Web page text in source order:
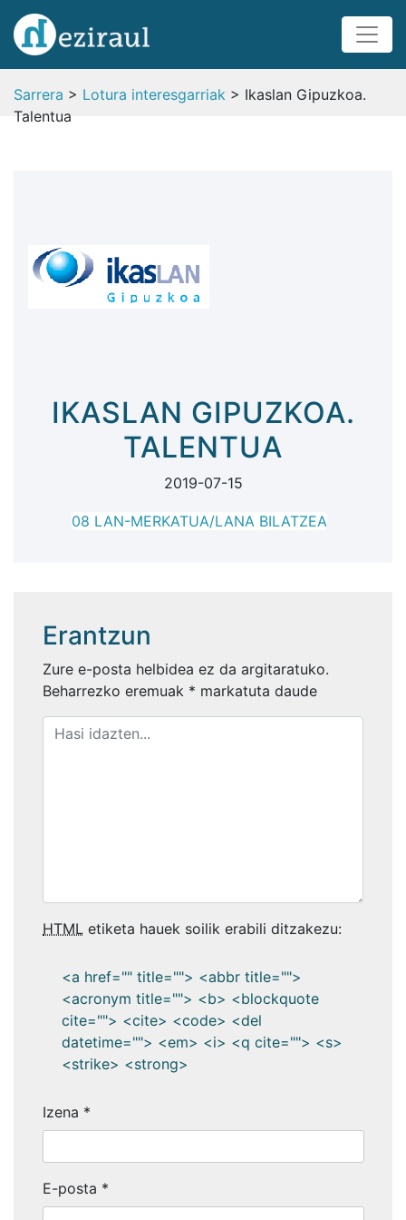
Sarrera > Lotura interesgarriak > Ikaslan Gipuzkoa.
Talentua
IKASLAN GIPUZKOA.
TALENTUA
2019-07-15
08 LAN-MERKATUA/LANA BILATZEA
Erantzun
Zure e-posta helbidea ez da argitaratuko.
Beharrezko eremuak * markatuta daude
HTML etiketa hauek soilik erabili ditzakezu:
<a href="" title=""> <abbr title="">
<acronym title=""> <b> <blockquote
cite=""> <cite> <code> <del
datetime=""> <em> <i> <q cite=""> <s>
<strike> <strong>
Izena *
E-posta *